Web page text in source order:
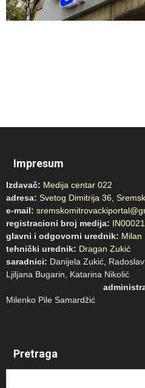
Impresum
Izdavač: Medija centar 022
adresa: Svetog Dimitrija 36,
e-mail:
registracioni broj medija:
glavni i odgovorni urednik: Milan
tehnički urednik: Dragan Zukić
saradnici: Danijela Zukić,
Ljiljana Bugarin,
Milenko Pile Samardžić
Pretraga